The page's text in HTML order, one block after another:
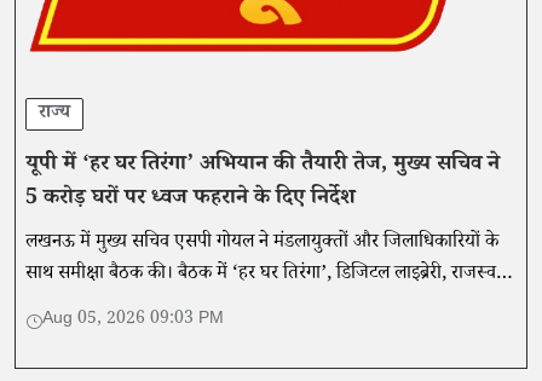
राज्य
यूपी में ‘हर घर तिरंगा’ अभियान की तैयारी तेज, मुख्य सचिव ने
5 करोड़ घरों पर ध्वज फहराने के दिए निर्देश
लखनऊ में मुख्य सचिव एसपी गोयल ने मंडलायुक्तों और जिलाधिकारियों के
साथ समीक्षा बैठक की। बैठक में ‘हर घर तिरंगा’, डिजिटल लाइब्रेरी, राजस्व
मामलों और स्वतंत्रता दिवस तैयारियों की समीक्षा की गई।
Aug 05, 2026 09:03 PM